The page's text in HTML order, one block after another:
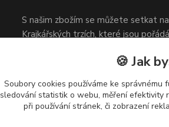
S našim zbožím se můžete setkat na
Krajkářských trzích, které jsou
🍪 Jak
Soubory cookies používáme ke
sledování statistik o webu, měření efektivity
při používání stránek, či zobrazení